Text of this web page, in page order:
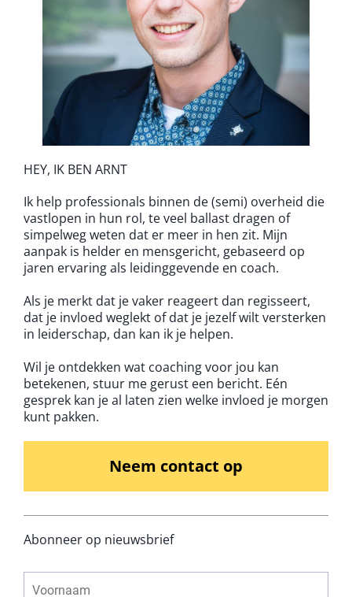
HEY, IK BEN ARNT
Ik help professionals binnen de (semi) overheid die
vastlopen in hun rol, te veel ballast dragen of
simpelweg weten dat er meer in hen zit. Mijn
aanpak is helder en mensgericht, gebaseerd op
jaren ervaring als leidinggevende en coach.
Als je merkt dat je vaker reageert dan regisseert,
dat je invloed weglekt of dat je jezelf wilt versterken
in leiderschap, dan kan ik je helpen.
Wil je ontdekken wat coaching voor jou kan
betekenen, stuur me gerust een bericht. Eén
gesprek kan je al laten zien welke invloed je morgen
kunt pakken.
Neem contact op
Abonneer op nieuwsbrief